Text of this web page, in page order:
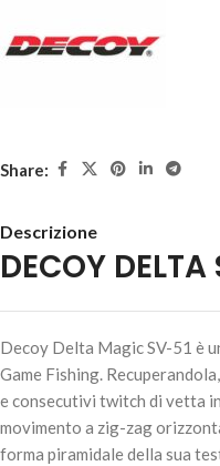
6,90€
Share:
Descrizione
DECOY
Decoy Delta Magic SV-51 è
Game Fishing.
e consecutivi twitch di vetta
movimento a zig-zag
forma piramidale della sua